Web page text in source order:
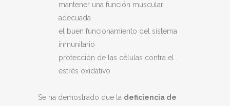
mantener una función muscular
adecuada
el buen funcionamiento del sistema
inmunitario
protección de las células contra el
estrés oxidativo
Se ha demostrado que la deficiencia de